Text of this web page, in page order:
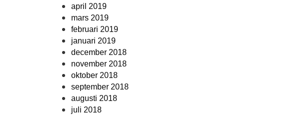
april 2019
mars 2019
februari 2019
januari 2019
december 2018
november 2018
oktober 2018
september 2018
augusti 2018
juli 2018